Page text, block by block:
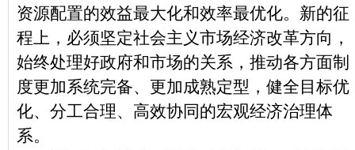
资源配置的效益最大化和效率最优化。新的征
程上，必须坚定社会主义市场经济改革方向，
始终处理好政府和市场的关系，推动各方面制
度更加系统完备、更加成熟定型，健全目标优
化、分工合理、高效协同的宏观经济治理体
系。